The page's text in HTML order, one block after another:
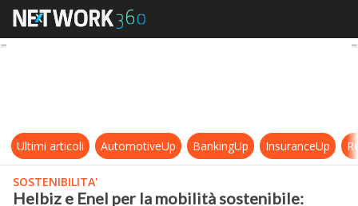
Helbiz e Enel per la mobilità
Ultimi articoli AutomotiveUp BankingUp InsuranceUp
SOSTENIBILITA'
Helbiz e Enel per la mobilità sostenibile: